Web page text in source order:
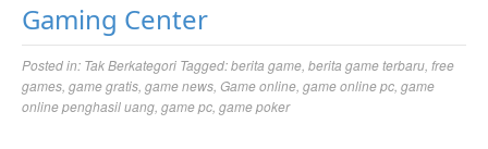
Gaming Center
Posted in: Tak Berkategori Tagged:berita game berita game terbaru free
games game gratis game news Game online game online pc game
online penghasil uang game pc game poker